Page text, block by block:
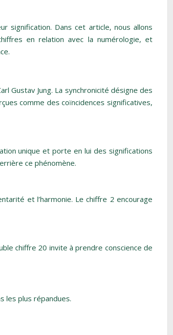
signification. Dans cet article, nous allons
en relation avec la numérologie, et
Gustav Jung. La synchronicité désigne des
comme des coïncidences significatives,
unique et porte en lui des significations
ce phénomène.
et l’harmonie. Le chiffre 2 encourage
chiffre 20 invite à prendre conscience de
les plus répandues.